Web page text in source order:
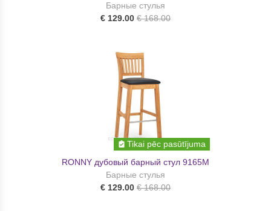
Барные стулья
€ 129.00 € 168.00
Tikai pēc pasūtījuma
RONNY дубовый барный стул 9165M
Барные стулья
€ 129.00 € 168.00